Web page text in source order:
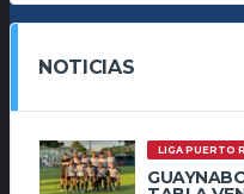
NOTICIAS
LIGA PUERTO